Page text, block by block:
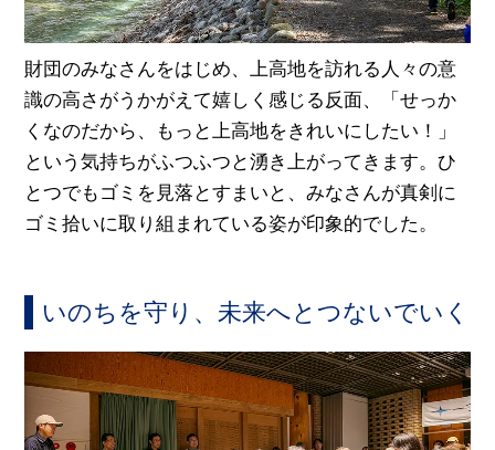
財団のみなさんをはじめ、上高地を訪れる人々の意
識の高さがうかがえて嬉しく感じる反面、「せっか
くなのだから、もっと上高地をきれいにしたい！」
という気持ちがふつふつと湧き上がってきます。ひ
とつでもゴミを見落とすまいと、みなさんが真剣に
ゴミ拾いに取り組まれている姿が印象的でした。
いのちを守り、未来へとつないでいく